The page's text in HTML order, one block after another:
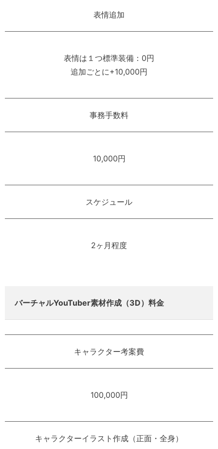
表情追加
表情は１つ標準装備：0円
追加ごとに+10,000円
事務手数料
10,000円
スケジュール
2ヶ月程度
バーチャルYouTuber素材作成（3D）料金
キャラクター考案費
100,000円
キャラクターイラスト作成（正面・全身）